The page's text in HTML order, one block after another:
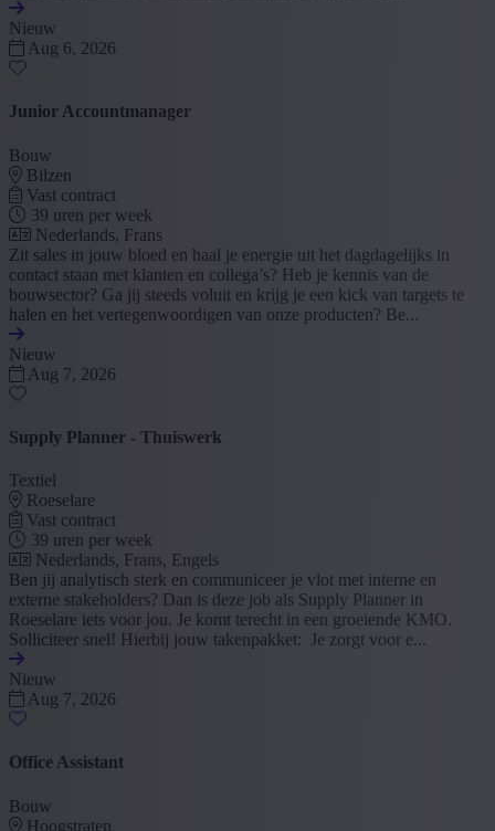
Nieuw
Aug 6, 2026
Junior Accountmanager
Bouw
Bilzen
Vast contract
39 uren per week
Nederlands, Frans
Zit sales in jouw bloed en haal je energie uit het dagdagelijks in
contact staan met klanten en collega’s? Heb je kennis van de
bouwsector? Ga jij steeds voluit en krijg je een kick van targets te
halen en het vertegenwoordigen van onze producten? Be...
Nieuw
Aug 7, 2026
Supply Planner - Thuiswerk
Textiel
Roeselare
Vast contract
39 uren per week
Nederlands, Frans, Engels
Ben jij analytisch sterk en communiceer je vlot met interne en
externe stakeholders? Dan is deze job als Supply Planner in
Roeselare iets voor jou. Je komt terecht in een groeiende KMO.
Solliciteer snel! Hierbij jouw takenpakket: Je zorgt voor e...
Nieuw
Aug 7, 2026
Office Assistant
Bouw
Hoogstraten